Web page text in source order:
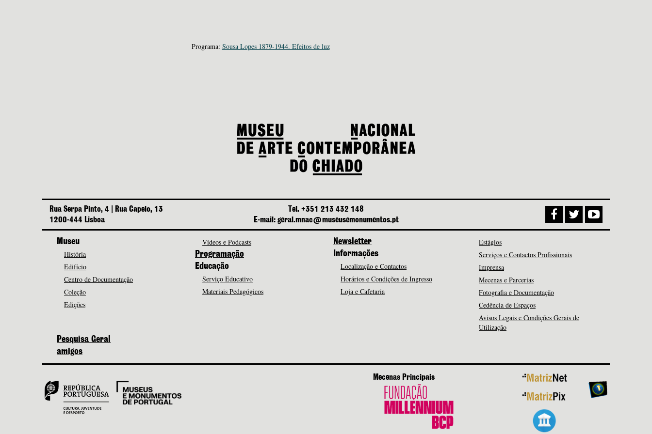
Programa: Sousa Lopes 1879-1944. Efeitos de luz
Rua Serpa Pinto, 4 | Rua Capelo, 13
1200-444 Lisboa
Tel. +351 213 432 148
E-mail: geral.mnac@museusemonumentos.pt
Museu
História
Edifício
Centro de Documentação
Coleção
Edições
Vídeos e Podcasts
Programação
Educação
Serviço Educativo
Materiais Pedagógicos
Newsletter
Informações
Localização e Contactos
Horários e Condições de Ingresso
Loja e Cafetaria
Estágios
Serviços e Contactos Profissionais
Imprensa
Mecenas e Parcerias
Fotografia e Documentação
Cedência de Espaços
Avisos Legais e Condições Gerais de
Utilização
Pesquisa Geral
amigos
Mecenas Principais